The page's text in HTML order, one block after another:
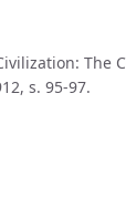
The
s. 95-97.